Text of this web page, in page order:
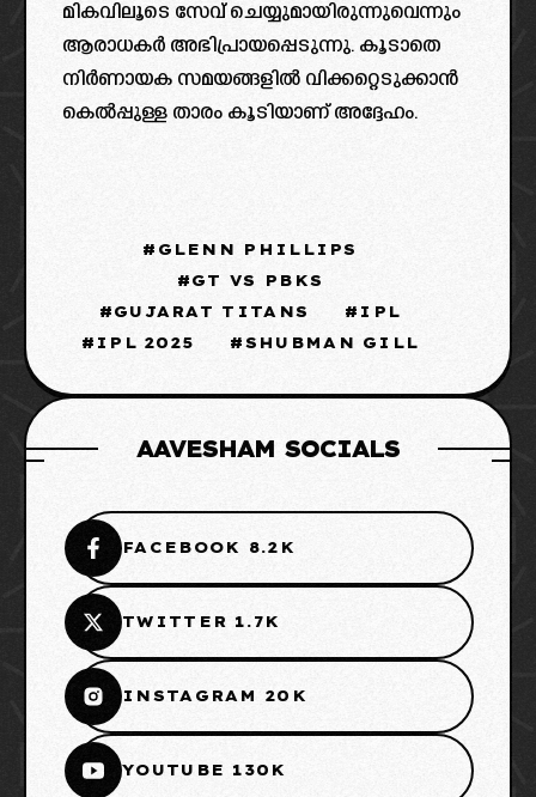
മികവിലൂടെ സേവ് ചെയ്യുമായിരുന്നുവെന്നും
ആരാധകർ അഭിപ്രായപ്പെടുന്നു. കൂടാതെ
നിർണായക സമയങ്ങളിൽ വിക്കറ്റെടുക്കാൻ
കെൽപ്പുള്ള താരം കൂടിയാണ് അദ്ദേഹം.
GLENN PHILLIPS
GT VS PBKS
GUJARAT TITANS
IPL
IPL 2025
SHUBMAN GILL
AAVESHAM SOCIALS
FACEBOOK 8.2K
TWITTER 1.7K
INSTAGRAM 20K
YOUTUBE 130K